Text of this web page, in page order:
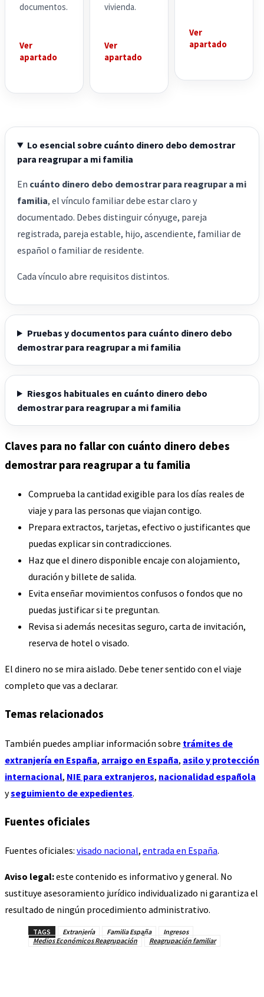
documentos.
Ver
apartado
vivienda.
Ver
apartado
Ver
apartado
Lo esencial sobre cuánto dinero debo demostrar
para reagrupar a mi familia
En cuánto dinero debo demostrar para reagrupar a mi
familia, el vínculo familiar debe estar claro y
documentado. Debes distinguir cónyuge, pareja
registrada, pareja estable, hijo, ascendiente, familiar de
español o familiar de residente.
Cada vínculo abre requisitos distintos.
Pruebas y documentos para cuánto dinero debo
demostrar para reagrupar a mi familia
Riesgos habituales en cuánto dinero debo
demostrar para reagrupar a mi familia
Claves para no fallar con cuánto dinero debes
demostrar para reagrupar a tu familia
Comprueba la cantidad exigible para los días reales de
viaje y para las personas que viajan contigo.
Prepara extractos, tarjetas, efectivo o justificantes que
puedas explicar sin contradicciones.
Haz que el dinero disponible encaje con alojamiento,
duración y billete de salida.
Evita enseñar movimientos confusos o fondos que no
puedas justificar si te preguntan.
Revisa si además necesitas seguro, carta de invitación,
reserva de hotel o visado.
El dinero no se mira aislado. Debe tener sentido con el viaje
completo que vas a declarar.
Temas relacionados
También puedes ampliar información sobre trámites de
extranjería en España, arraigo en España, asilo y protección
internacional, NIE para extranjeros, nacionalidad española
yseguimiento de expedientes.
Fuentes oficiales
Fuentes oficiales: visado nacional, entrada en España.
Aviso legal:este contenido es informativo y general. No
sustituye asesoramiento jurídico individualizado ni garantiza el
resultado de ningún procedimiento administrativo.
TAGS Extranjería Familia España
Ingresos
Medios Económicos Reagrupación
Reagrupación familiar